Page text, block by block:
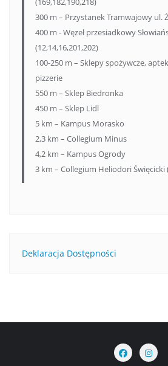
300 m – Przystanek Tramwajowy ul.
400 m - Węzeł przesiadkowy
(12,14,16,201,202)
100-250 m – Sklepy spożywcze,
pizzerie
550 m – Sklep Biedronka
450 m – Sklep Lidl
5 km – Kampus Morasko
2,3 km – Collegium Minus
4,2 km – Kampus Ogrody
3 km – Collegium Heliodori Święcicki
Deklaracja Dostępności